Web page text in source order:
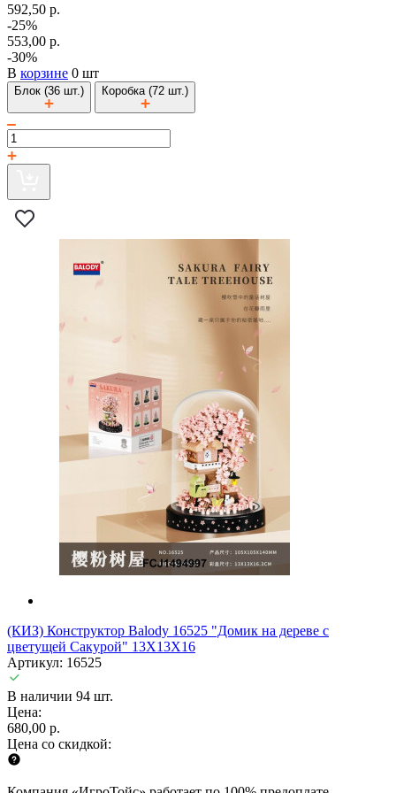
592,50 р.
-25%
553,00 р.
-30%
В корзине 0 шт
Блок (36 шт.) Коробка (72 шт.)
(КИЗ) Конструктор Balody 16525 "Домик на дереве с
цветущей Сакурой" 13X13X16
Артикул: 16525
В наличии 94 шт.
Цена:
680,00 р.
Цена со скидкой: